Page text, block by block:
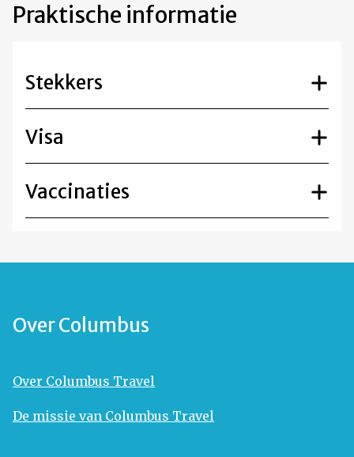
Praktische informatie
Stekkers
Visa
Vaccinaties
Over Columbus
Over Columbus Travel
De missie van Columbus Travel